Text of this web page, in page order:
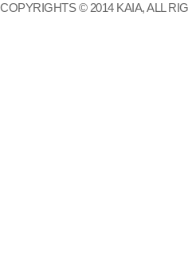
COPYRIGHTS © 2014 KAIA, ALL